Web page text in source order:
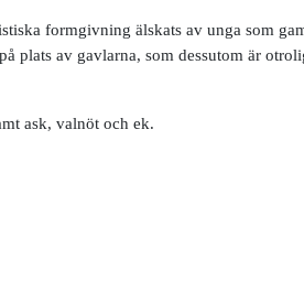
formgivning älskats av unga som
plats av gavlarna, som dessutom är
ask, valnöt och ek.